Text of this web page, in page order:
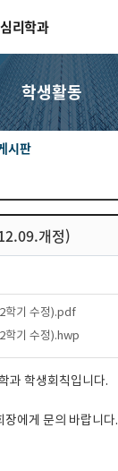
심리학과
학생활동
시판
개정)
학기 수정).pdf
학기 수정).hwp
과 학생회칙입니다.
에게 문의 바랍니다.